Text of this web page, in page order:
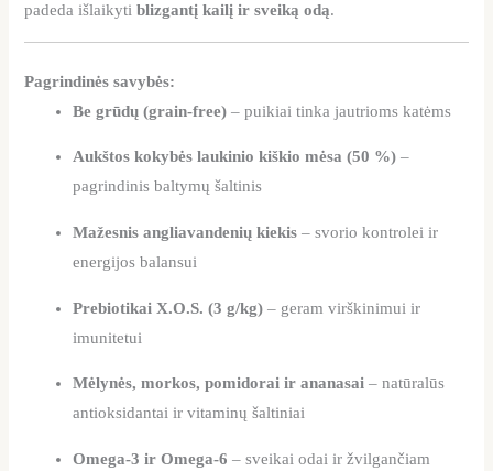
padeda išlaikytiblizgantį kailį ir sveiką odą.
Pagrindinės savybės:
Be grūdų (grain-free) – puikiai tinka jautrioms katėms
Aukštos kokybės laukinio kiškio mėsa (50 %) –
pagrindinis baltymų šaltinis
Mažesnis angliavandenių kiekis – svorio kontrolei ir
energijos balansui
Prebiotikai X.O.S. (3 g/kg) – geram virškinimui ir
imunitetui
Mėlynės, morkos, pomidorai ir ananasai – natūralūs
antioksidantai ir vitaminų šaltiniai
Omega-3 ir Omega-6 – sveikai odai ir žvilgančiam